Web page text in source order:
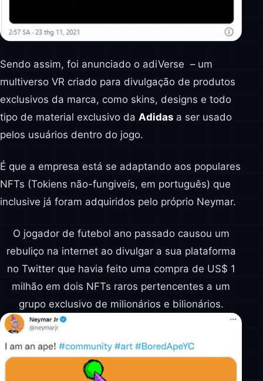
Sendo assim, foi anunciado o adiVerse – um
multiverso VR criado para divulgação de produtos
exclusivos da marca, como skins, designs e todo
tipo de material exclusivo da Adidas a ser usado
pelos usuários dentro do jogo.
É que a empresa está se adaptando aos populares
NFTs (Tokiens não-fungiveís, em português) que
inclusive já foram adquiridos pelo próprio Neymar.
O jogador de futebol ano passado causou um
rebuliço na internet ao divulgar a sua plataforma
no Twitter que havia feito uma compra de US$ 1
milhão em dois NFTs raros pertencentes a um
grupo exclusivo de milionários e bilionários.